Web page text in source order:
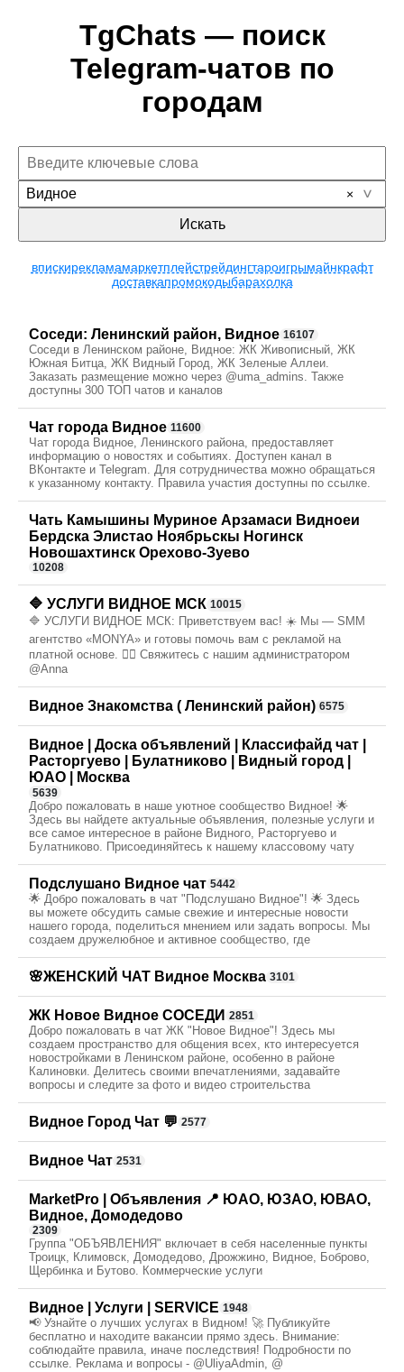
TgChats — поиск
Telegram-чатов по
городам
Видное
Искать
впискирекламамаркетплейстрейдингтароигрымайнкрафт
доставкапромокодыбарахолка
Соседи: Ленинский район, Видное 16107
Соседи в Ленинском районе, Видное: ЖК Живописный, ЖК
Южная Битца, ЖК Видный Город, ЖК Зеленые Аллеи.
Заказать размещение можно через @uma_admins. Также
доступны 300 ТОП чатов и каналов
Чат города Видное 11600
Чат города Видное, Ленинского района, предоставляет
информацию о новостях и событиях. Доступен канал в
ВКонтакте и Telegram. Для сотрудничества можно обращаться
к указанному контакту. Правила участия доступны по ссылке.
Чать Камышины Муриное Арзамаси Видноеи
Бердска Элистао Ноябрьскы Ногинск
Новошахтинск Орехово-Зуево
10208
🔷 УСЛУГИ ВИДНОЕ МСК 10015
🔷 УСЛУГИ ВИДНОЕ МСК: Приветствуем вас! ☀️ Мы — SMM
агентство «MONYA» и готовы помочь вам с рекламой на
платной основе. ❤️‍🔥 Свяжитесь с нашим администратором
@Anna
Видное Знакомства ( Ленинский район) 6575
Видное | Доска объявлений | Классифайд чат |
Расторгуево | Булатниково | Видный город |
ЮАО | Москва
5639
Добро пожаловать в наше уютное сообщество Видное! 🌟
Здесь вы найдете актуальные объявления, полезные услуги и
все самое интересное в районе Видного, Расторгуево и
Булатниково. Присоединяйтесь к нашему классовому чату
Подслушано Видное чат 5442
🌟 Добро пожаловать в чат "Подслушано Видное"! 🌟 Здесь
вы можете обсудить самые свежие и интересные новости
нашего города, поделиться мнением или задать вопросы. Мы
создаем дружелюбное и активное сообщество, где
🌸ЖЕНСКИЙ ЧАТ Видное Москва 3101
ЖК Новое Видное СОСЕДИ 2851
Добро пожаловать в чат ЖК "Новое Видное"! Здесь мы
создаем пространство для общения всех, кто интересуется
новостройками в Ленинском районе, особенно в районе
Калиновки. Делитесь своими впечатлениями, задавайте
вопросы и следите за фото и видео строительства
Видное Город Чат 💬 2577
Видное Чат 2531
MarketPro | Объявления 📍 ЮАО, ЮЗАО, ЮВАО,
Видное, Домодедово
2309
Группа "ОБЪЯВЛЕНИЯ" включает в себя населенные пункты
Троицк, Климовск, Домодедово, Дрожжино, Видное, Боброво,
Щербинка и Бутово. Коммерческие услуги
Видное | Услуги | SERVICE 1948
📢 Узнайте о лучших услугах в Видном! 🚀 Публикуйте
бесплатно и находите вакансии прямо здесь. Внимание:
соблюдайте правила, иначе последствия! Подробности по
ссылке. Реклама и вопросы - @UliyaAdmin, @